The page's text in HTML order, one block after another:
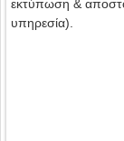
εκτύπωση &
υπηρεσία).